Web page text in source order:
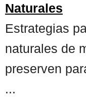
Naturales
Estrategias
naturales de
preserven
...